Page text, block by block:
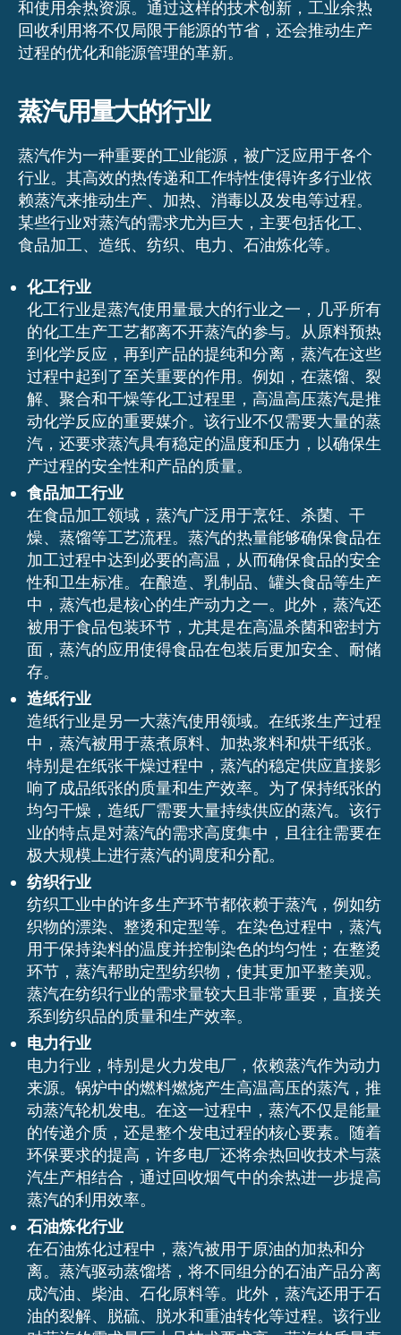
和使用余热资源。通过这样的技术创新，工业余热
回收利用将不仅局限于能源的节省，还会推动生产
过程的优化和能源管理的革新。
蒸汽用量大的行业
蒸汽作为一种重要的工业能源，被广泛应用于各个
行业。其高效的热传递和工作特性使得许多行业依
赖蒸汽来推动生产、加热、消毒以及发电等过程。
某些行业对蒸汽的需求尤为巨大，主要包括化工、
食品加工、造纸、纺织、电力、石油炼化等。
化工行业
化工行业是蒸汽使用量最大的行业之一，几乎所有
的化工生产工艺都离不开蒸汽的参与。从原料预热
到化学反应，再到产品的提纯和分离，蒸汽在这些
过程中起到了至关重要的作用。例如，在蒸馏、裂
解、聚合和干燥等化工过程里，高温高压蒸汽是推
动化学反应的重要媒介。该行业不仅需要大量的蒸
汽，还要求蒸汽具有稳定的温度和压力，以确保生
产过程的安全性和产品的质量。
食品加工行业
在食品加工领域，蒸汽广泛用于烹饪、杀菌、干
燥、蒸馏等工艺流程。蒸汽的热量能够确保食品在
加工过程中达到必要的高温，从而确保食品的安全
性和卫生标准。在酿造、乳制品、罐头食品等生产
中，蒸汽也是核心的生产动力之一。此外，蒸汽还
被用于食品包装环节，尤其是在高温杀菌和密封方
面，蒸汽的应用使得食品在包装后更加安全、耐储
存。
造纸行业
造纸行业是另一大蒸汽使用领域。在纸浆生产过程
中，蒸汽被用于蒸煮原料、加热浆料和烘干纸张。
特别是在纸张干燥过程中，蒸汽的稳定供应直接影
响了成品纸张的质量和生产效率。为了保持纸张的
均匀干燥，造纸厂需要大量持续供应的蒸汽。该行
业的特点是对蒸汽的需求高度集中，且往往需要在
极大规模上进行蒸汽的调度和分配。
纺织行业
纺织工业中的许多生产环节都依赖于蒸汽，例如纺
织物的漂染、整烫和定型等。在染色过程中，蒸汽
用于保持染料的温度并控制染色的均匀性；在整烫
环节，蒸汽帮助定型纺织物，使其更加平整美观。
蒸汽在纺织行业的需求量较大且非常重要，直接关
系到纺织品的质量和生产效率。
电力行业
电力行业，特别是火力发电厂，依赖蒸汽作为动力
来源。锅炉中的燃料燃烧产生高温高压的蒸汽，推
动蒸汽轮机发电。在这一过程中，蒸汽不仅是能量
的传递介质，还是整个发电过程的核心要素。随着
环保要求的提高，许多电厂还将余热回收技术与蒸
汽生产相结合，通过回收烟气中的余热进一步提高
蒸汽的利用效率。
石油炼化行业
在石油炼化过程中，蒸汽被用于原油的加热和分
离。蒸汽驱动蒸馏塔，将不同组分的石油产品分离
成汽油、柴油、石化原料等。此外，蒸汽还用于石
油的裂解、脱硫、脱水和重油转化等过程。该行业